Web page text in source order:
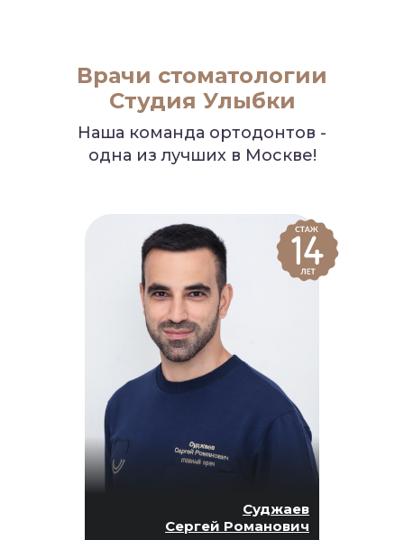
Врачи стоматологии
Студия Улыбки
Наша команда ортодонтов -
одна из лучших в Москве!
Суджаев
Сергей Романович